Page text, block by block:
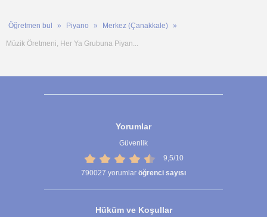
Öğretmen bul Piyano Merkez (Çanakkale)
Müzik Öretmeni, Her Ya Grubuna Piyan...
Yorumlar
Güvenlik
9,5/10
790027 yorumlar öğrenci sayısı
Hüküm ve Koşullar